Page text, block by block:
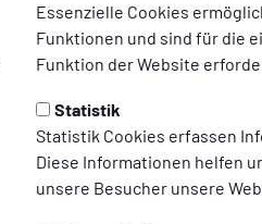
Essenzielle Cookies
Funktionen und sind für die
Funktion der Website
Statistik
Statistik Cookies erfassen
Diese Informationen helfen
unsere Besucher unsere